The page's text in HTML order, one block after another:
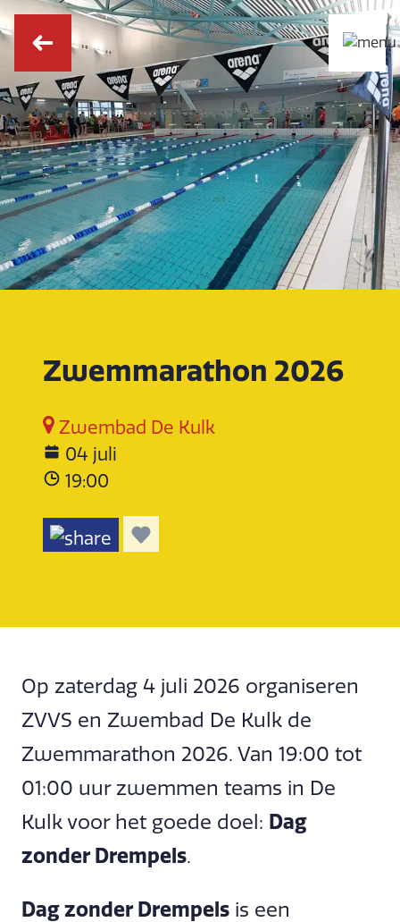
Zwemmarathon 2026
Zwembad De Kulk
04 juli
19:00
Op zaterdag 4 juli 2026 organiseren
ZVVS en Zwembad De Kulk de
Zwemmarathon 2026. Van 19:00 tot
01:00 uur zwemmen teams in De
Kulk voor het goede doel: Dag
zonder Drempels.
Dag zonder Drempels is een